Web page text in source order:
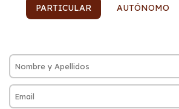
PARTICULAR AUTÓNOMO